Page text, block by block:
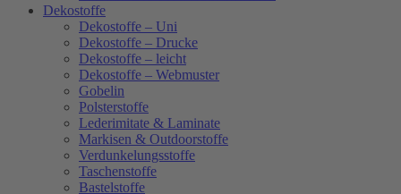
Dekostoffe
Dekostoffe – Uni
Dekostoffe – Drucke
Dekostoffe – leicht
Dekostoffe – Webmuster
Gobelin
Polsterstoffe
Lederimitate & Laminate
Markisen & Outdoorstoffe
Verdunkelungsstoffe
Taschenstoffe
Bastelstoffe